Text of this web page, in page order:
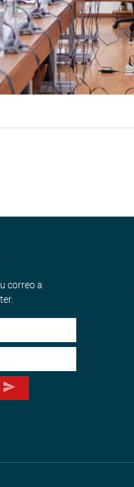
correo a